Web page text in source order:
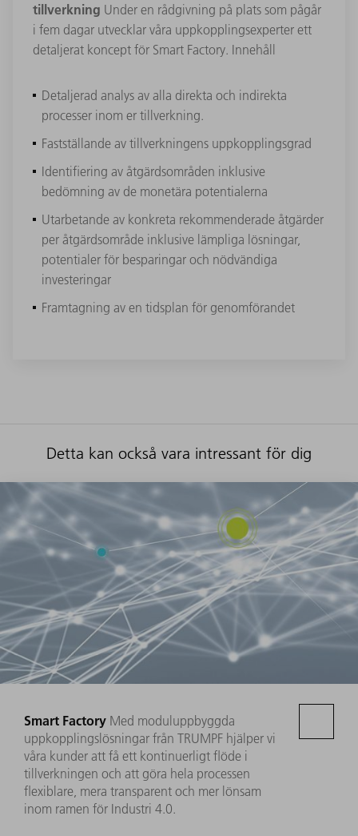
tillverkning Under en rådgivning på plats som pågår
i fem dagar utvecklar våra uppkopplingsexperter ett
detaljerat koncept för Smart Factory. Innehåll
Detaljerad analys av alla direkta och indirekta
processer inom er tillverkning.
Fastställande av tillverkningens uppkopplingsgrad
Identifiering av åtgärdsområden inklusive
bedömning av de monetära potentialerna
Utarbetande av konkreta rekommenderade åtgärder
per åtgärdsområde inklusive lämpliga lösningar,
potentialer för besparingar och nödvändiga
investeringar
Framtagning av en tidsplan för genomförandet
Detta kan också vara intressant för dig
Smart Factory Med moduluppbyggda
uppkopplingslösningar från TRUMPF hjälper vi
våra kunder att få ett kontinuerligt flöde i
tillverkningen och att göra hela processen
flexiblare, mera transparent och mer lönsam
inom ramen för Industri 4.0.